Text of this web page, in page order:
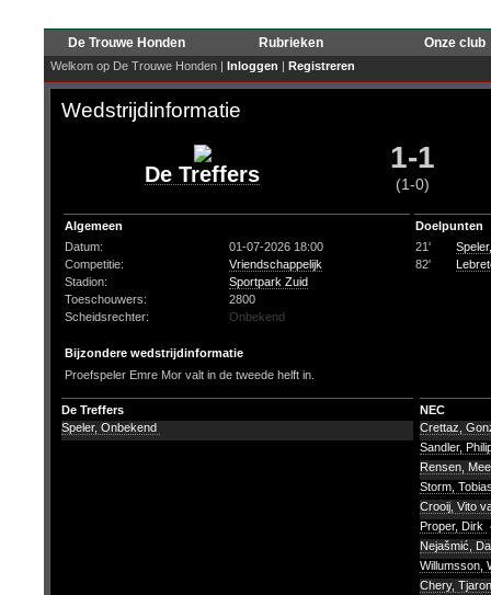
De Trouwe Honden Rubrieken Onze club
Welkom op De Trouwe Honden | Inloggen | Registreren
Wedstrijdinformatie
De Treffers 1-1
(1-0)
Algemeen
Datum:
01-07-2026 18:00
Competitie:
Vriendschappelijk
Stadion:
Sportpark Zuid
Toeschouwers:
2800
Scheidsrechter:
Onbekend
Doelpunten
21'
82'
Bijzondere wedstrijdinformatie
Proefspeler Emre Mor valt in de tweede helft in.
De Treffers
NEC
Speler, Onbekend
Crettaz,
Sandler,
Rensen,
Storm,
Crooij, Vito
Proper, Dirk
Nejašmić,
Willumsson,
Chery,